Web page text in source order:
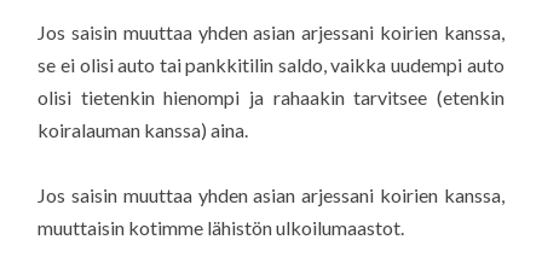
Jos saisin muuttaa yhden asian arjessani koirien kanssa,
se ei olisi auto tai pankkitilin saldo, vaikka uudempi auto
olisi tietenkin hienompi ja rahaakin tarvitsee (etenkin
koiralauman kanssa) aina.
Jos saisin muuttaa yhden asian arjessani koirien kanssa,
muuttaisin kotimme lähistön ulkoilumaastot.